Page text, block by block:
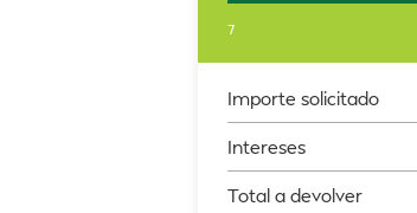
7
Importe solicitado
Intereses
Total a devolver